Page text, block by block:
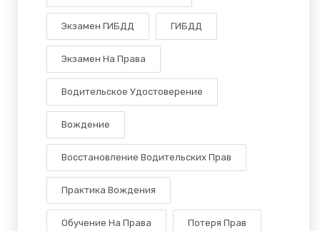
Экзамен ГИБДД ГИБДД
Экзамен На Права
Водительское Удостоверение
Вождение
Восстановление Водительских Прав
Практика Вождения
Обучение На Права Потеря Прав